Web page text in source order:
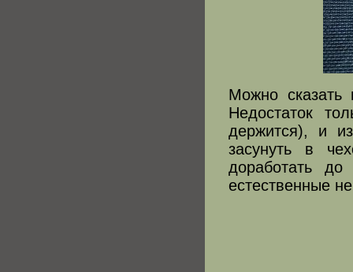
Можно сказать
Недостаток
держится), и
засунуть в
доработать до
естественные